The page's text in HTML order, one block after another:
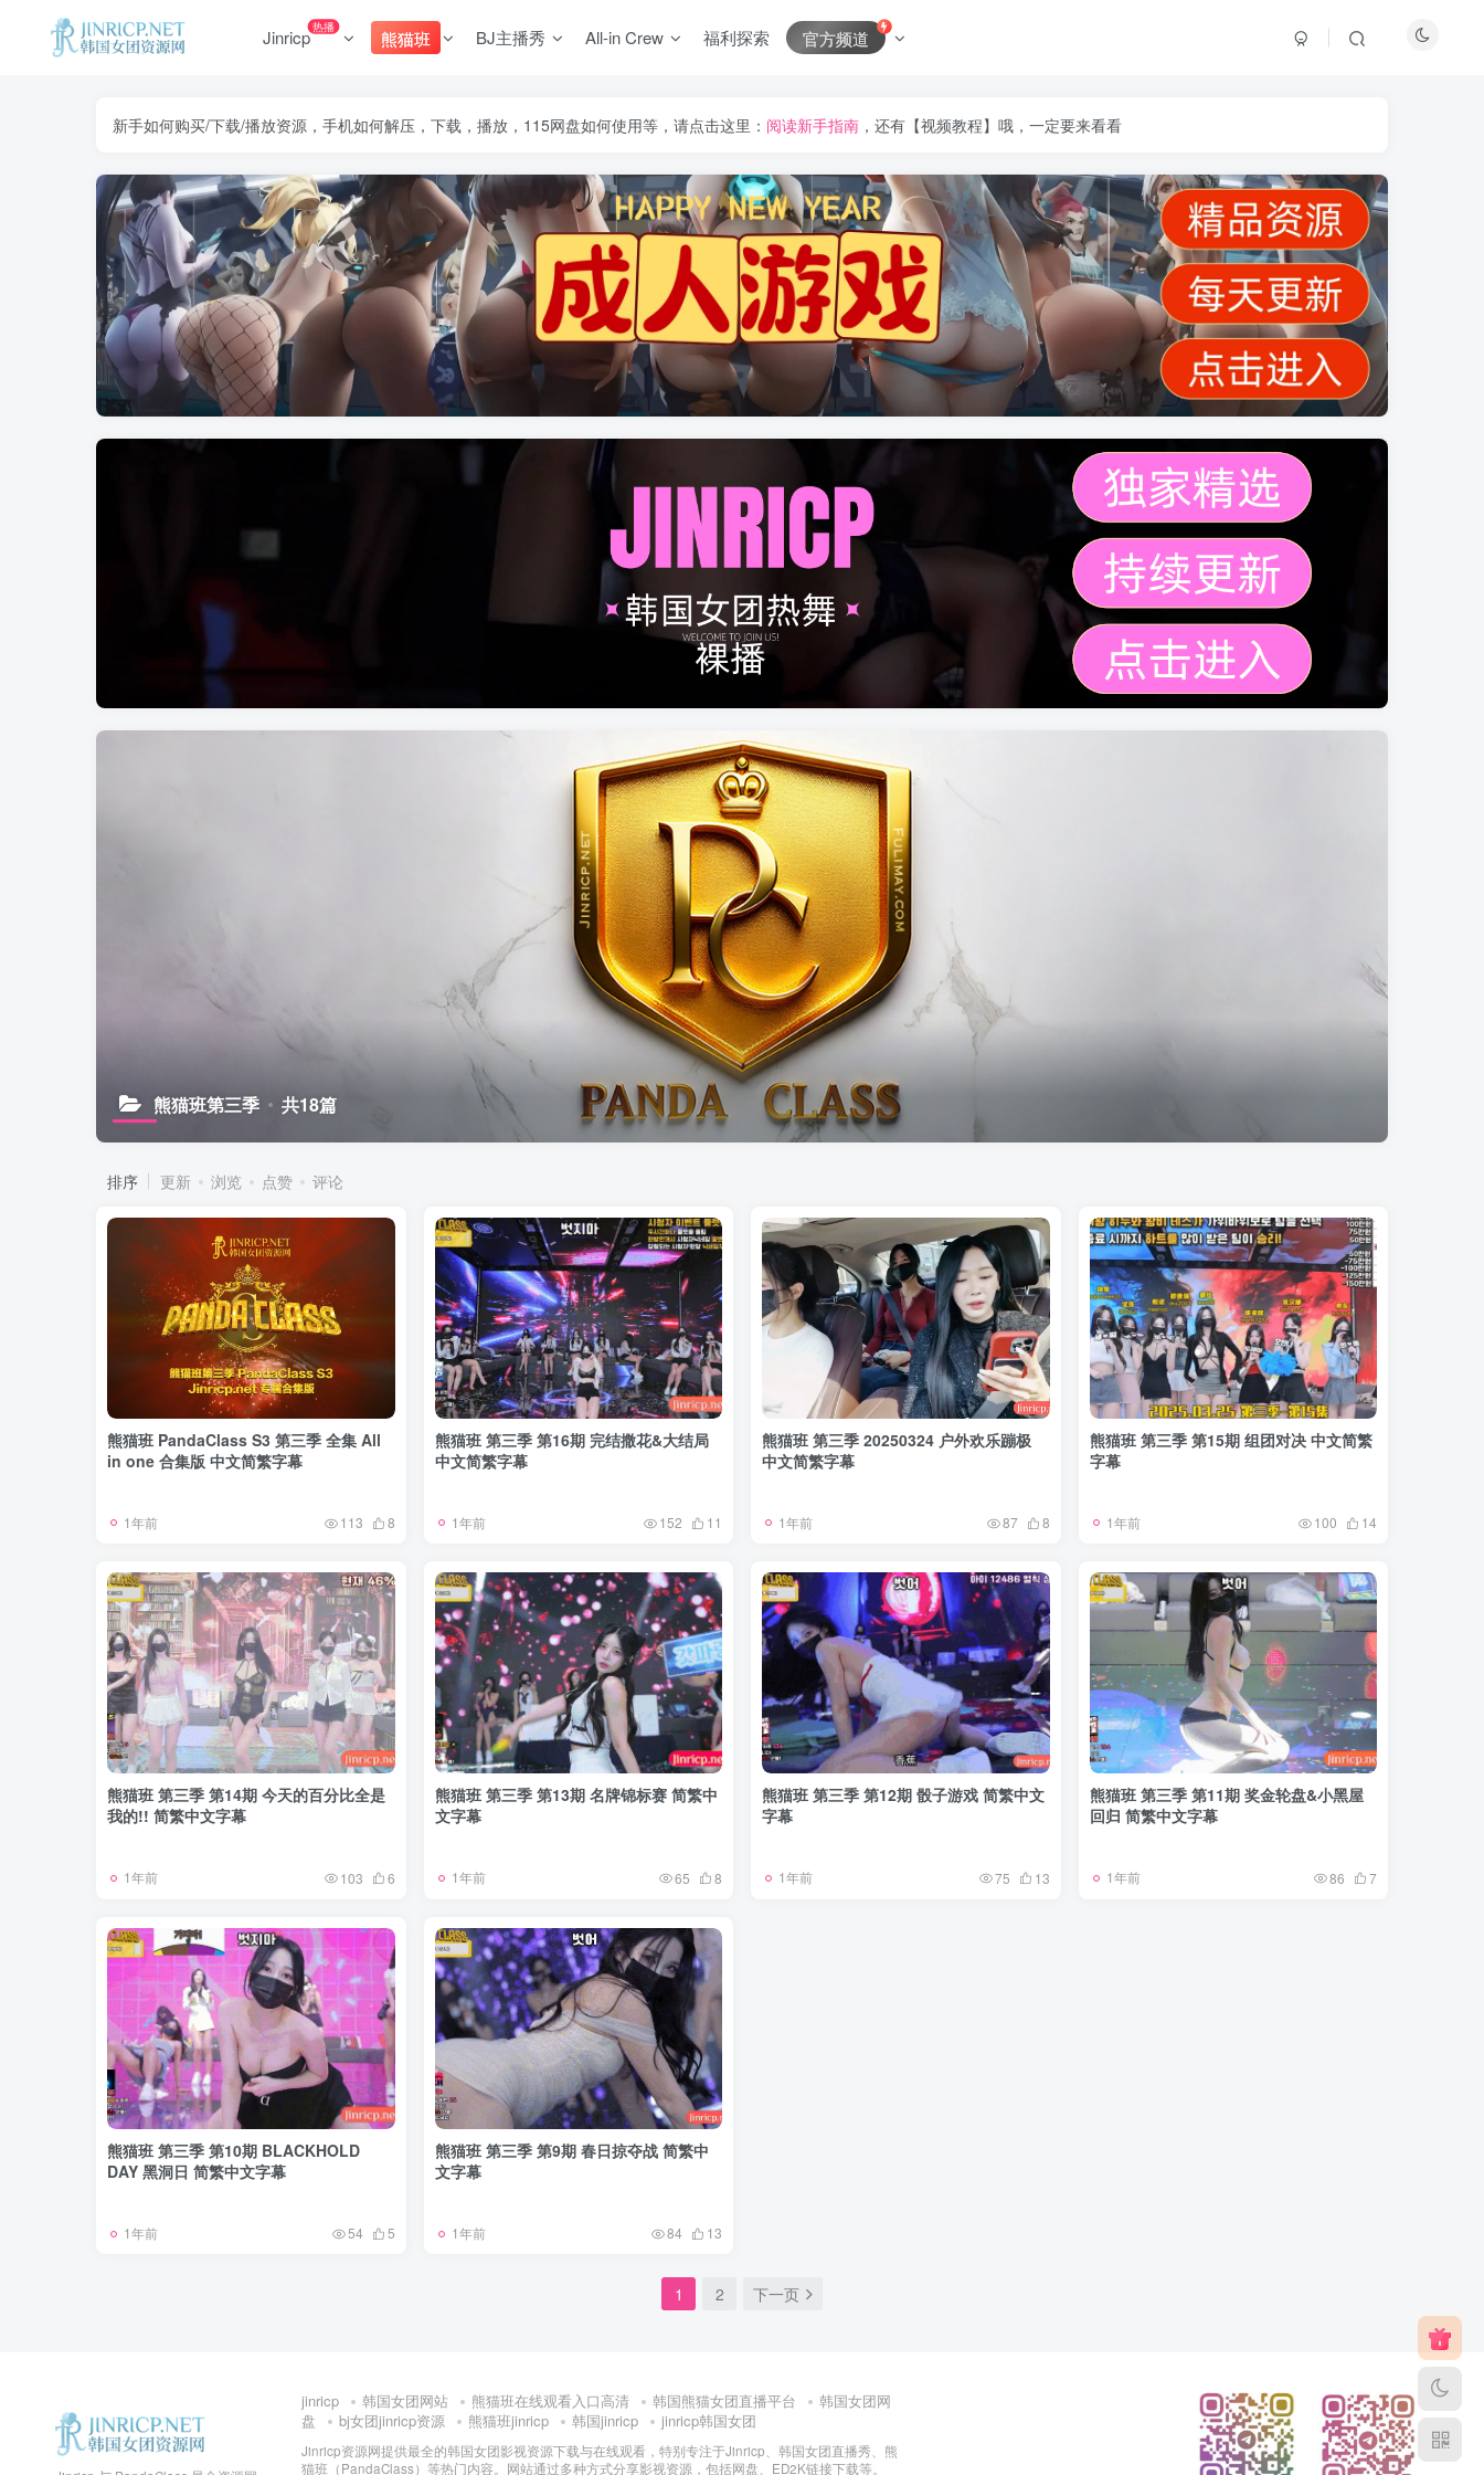
Jinricp热播
熊猫班 BJ主播秀 All-in Crew 福利探索 官方频道
新手如何购买/下载/播放资源，手机如何解压，下载，播放，115网盘如何使用等，请点击这里： 阅读新手指南 ，还有【视频教程】哦，一定要来看看
熊猫班第三季 共18篇
排序 更新 浏览 点赞 评论
熊猫班 PandaClass S3 第三季 全集 All
in one 合集版 中文简繁字幕
1年前 113 8
熊猫班 第三季 第16期 完结撒花&大结局
中文简繁字幕
1年前 152 11
熊猫班 第三季 20250324 户外欢乐蹦极
中文简繁字幕
1年前 87 8
熊猫班 第三季 第15期 组团对决 中文简繁
字幕
1年前 100 14
熊猫班 第三季 第14期 今天的百分比全是
我的!! 简繁中文字幕
1年前 103 6
熊猫班 第三季 第13期 名牌锦标赛 简繁中
文字幕
1年前 65 8
熊猫班 第三季 第12期 骰子游戏 简繁中文
字幕
1年前 75 13
熊猫班 第三季 第11期 奖金轮盘&小黑屋
回归 简繁中文字幕
1年前 86 7
熊猫班 第三季 第10期 BLACKHOLD
DAY 黑洞日 简繁中文字幕
1年前 54 5
熊猫班 第三季 第9期 春日掠夺战 简繁中
文字幕
1年前 84 13
1 2 下一页
jinricp 韩国女团网站 熊猫班在线观看入口高清 韩国熊猫女团直播平台
韩国女团网
盘
bj女团jinricp资源 熊猫班jinricp 韩国jinricp jinricp韩国女团
Jinricp资源网提供最全的韩国女团影视资源下载与在线观看，特别专注于Jinricp、韩国女团直播秀、熊
猫班（PandaClass）等热门内容。网站通过多种方式分享影视资源，包括网盘、ED2K链接下载等。